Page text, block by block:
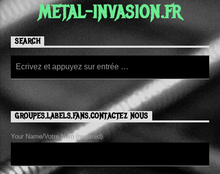
METAL-INVASION.FR
SEARCH
GROUPES,LABELS,FANS,CONTACTEZ NOUS
Your Name/Votre Nom (required)